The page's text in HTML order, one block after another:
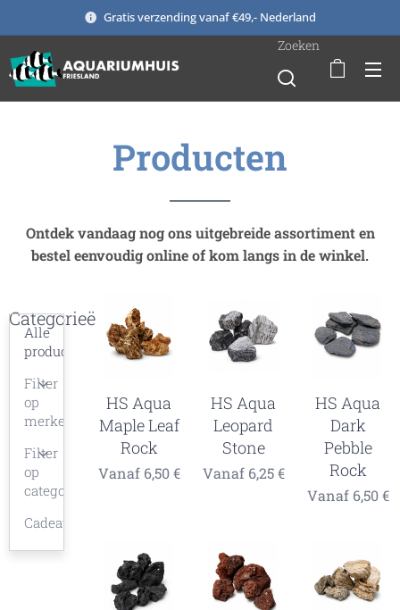
Gratis verzending vanaf €49,- Nederland
Zoeken
Producten
Ontdek vandaag nog ons uitgebreide assortiment en
bestel eenvoudig online of kom langs in de winkel.
Categorieën
Alle
producten
Filter
op
merken
Filter
op
categorieën
Cadeaubon
HS Aqua
Maple Leaf
Rock
Vanaf 6,50€
HS Aqua
Leopard
Stone
Vanaf 6,25€
HS Aqua
Dark
Pebble
Rock
Vanaf 6,50€